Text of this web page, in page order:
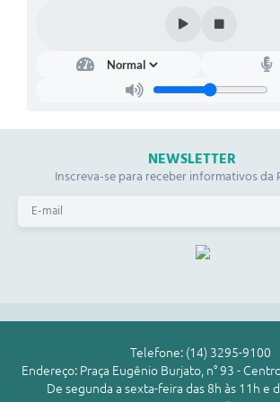
NEWSLETTER
Inscreva-se para receber informativos da
Telefone: (14) 3295-9100
Endereço: Praça Eugênio Burjato, n° 93 -
De segunda a sexta-feira das 8h às 11h e